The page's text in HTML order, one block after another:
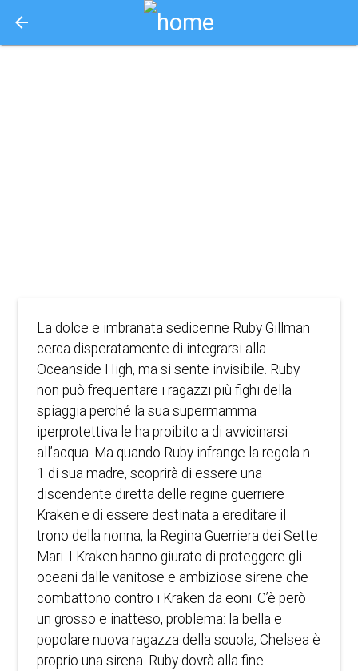
arrow_back
La dolce e imbranata sedicenne Ruby Gillman
cerca disperatamente di integrarsi alla
Oceanside High, ma si sente invisibile. Ruby
non può frequentare i ragazzi più fighi della
spiaggia perché la sua supermamma
iperprotettiva le ha proibito a di avvicinarsi
all’acqua. Ma quando Ruby infrange la regola n.
1 di sua madre, scoprirà di essere una
discendente diretta delle regine guerriere
Kraken e di essere destinata a ereditare il
trono della nonna, la Regina Guerriera dei Sette
Mari. I Kraken hanno giurato di proteggere gli
oceani dalle vanitose e ambiziose sirene che
combattono contro i Kraken da eoni. C’è però
un grosso e inatteso, problema: la bella e
popolare nuova ragazza della scuola, Chelsea è
proprio una sirena. Ruby dovrà alla fine